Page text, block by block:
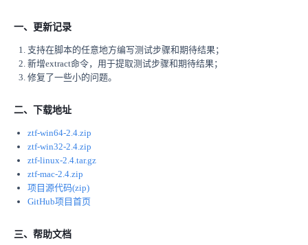
一、更新记录
支持在脚本的任意地方编写测试步骤和期待结果；
新增extract命令，用于提取测试步骤和期待结果；
修复了一些小的问题。
二、下载地址
ztf-win64-2.4.zip
ztf-win32-2.4.zip
ztf-linux-2.4.tar.gz
ztf-mac-2.4.zip
项目源代码(zip)
GitHub项目首页
三、帮助文档